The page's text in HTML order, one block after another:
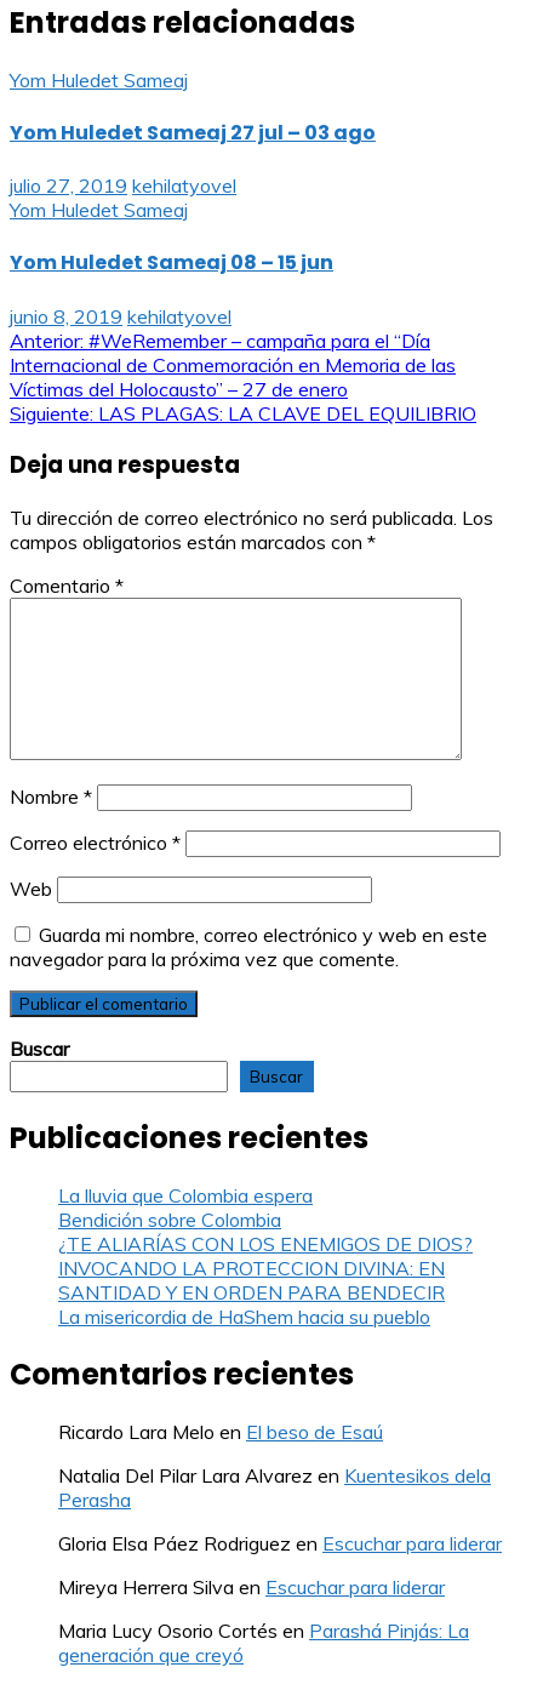
Entradas relacionadas
Yom Huledet Sameaj
Yom Huledet Sameaj 27 jul – 03 ago
julio 27, 2019 kehilatyovel
Yom Huledet Sameaj
Yom Huledet Sameaj 08 – 15 jun
junio 8, 2019 kehilatyovel
Navegación
de
entradas
Anterior: #WeRemember – campaña para el “Día
Internacional de Conmemoración en Memoria de las
Víctimas del Holocausto” – 27 de enero
Siguiente: LAS PLAGAS: LA CLAVE DEL EQUILIBRIO
Deja una respuesta
Tu dirección de correo electrónico no será publicada. Los
campos obligatorios están marcados con *
Comentario *
Nombre *
Correo electrónico *
Web
Guarda mi nombre, correo electrónico y web en este
navegador para la próxima vez que comente.
Buscar
Buscar
Publicaciones recientes
La lluvia que Colombia espera
Bendición sobre Colombia
¿TE ALIARÍAS CON LOS ENEMIGOS DE DIOS?
INVOCANDO LA PROTECCION DIVINA: EN
SANTIDAD Y EN ORDEN PARA BENDECIR
La misericordia de HaShem hacia su pueblo
Comentarios recientes
Ricardo Lara Melo en El beso de Esaú
Natalia Del Pilar Lara Alvarez en Kuentesikos dela
Perasha
Gloria Elsa Páez Rodriguez en Escuchar para liderar
Mireya Herrera Silva en Escuchar para liderar
Maria Lucy Osorio Cortés en Parashá Pinjás: La
generación que creyó